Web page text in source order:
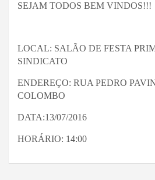
SEJAM TODOS BEM VINDOS!!!
LOCAL: SALÃO DE FESTA
SINDICATO
ENDEREÇO: RUA PEDRO
COLOMBO
DATA:13/07/2016
HORÁRIO: 14:00